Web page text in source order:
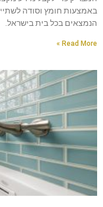
באמצעות חומץ וסודה
הנמצאים בכל בית בישראל.
Read More »